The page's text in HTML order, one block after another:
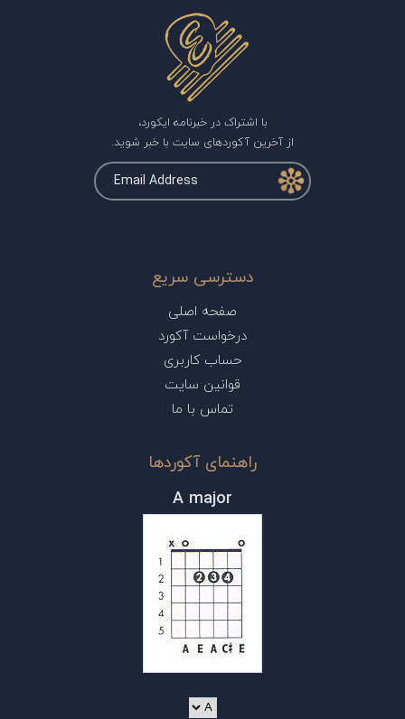
با اشتراک در خبرنامه ایکورد،
از آخرین آکوردهای سایت با خبر شوید.
دسترسی سریع
صفحه اصلی
درخواست آکورد
حساب کاربری
قوانین سایت
تماس با ما
راهنمای آکوردها
A major